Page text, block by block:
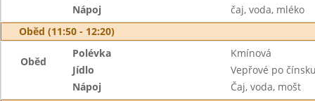
Nápoj
čaj, voda, mléko
Oběd (11:50 - 12:20)
Oběd
Polévka
Kmínová
Jídlo
Vepřové po
Nápoj
Čaj, voda, mošt